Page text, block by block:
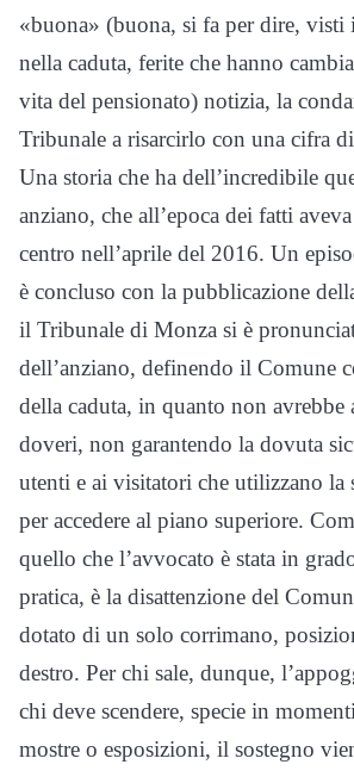
«buona» (buona, si fa per dire,
nella caduta, ferite che hanno
vita del pensionato) notizia, la
Tribunale a risarcirlo con una cifra
Una storia che ha dell’incredibile
anziano, che all’epoca dei fatti
centro nell’aprile del 2016. Un
è concluso con la pubblicazione
il Tribunale di Monza si è
dell’anziano, definendo il Comune
della caduta, in quanto non avrebbe
doveri, non garantendo la dovuta
utenti e ai visitatori che utilizzano la
per accedere al piano superiore.
quello che l’avvocato è stata in
pratica, è la disattenzione del
dotato di un solo corrimano,
destro. Per chi sale, dunque,
chi deve scendere, specie in
mostre o esposizioni, il sostegno